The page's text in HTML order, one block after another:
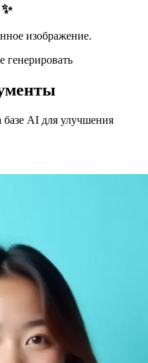
изображение.
генерировать
AI для улучшения